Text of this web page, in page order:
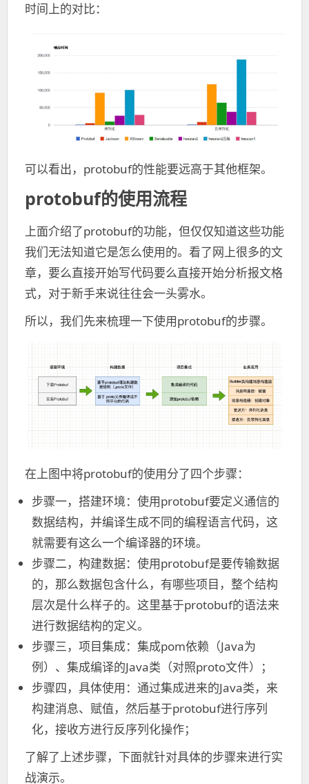
时间上的对比：
可以看出，protobuf的性能要远高于其他框架。
protobuf的使用流程
上面介绍了protobuf的功能，但仅仅知道这些功能
我们无法知道它是怎么使用的。看了网上很多的文
章，要么直接开始写代码要么直接开始分析报文格
式，对于新手来说往往会一头雾水。
所以，我们先来梳理一下使用protobuf的步骤。
在上图中将protobuf的使用分了四个步骤：
步骤一，搭建环境：使用protobuf要定义通信的
数据结构，并编译生成不同的编程语言代码，这
就需要有这么一个编译器的环境。
步骤二，构建数据：使用protobuf是要传输数据
的，那么数据包含什么，有哪些项目，整个结构
层次是什么样子的。这里基于protobuf的语法来
进行数据结构的定义。
步骤三，项目集成：集成pom依赖（Java为
例）、集成编译的Java类（对照proto文件）；
步骤四，具体使用：通过集成进来的Java类，来
构建消息、赋值，然后基于protobuf进行序列
化，接收方进行反序列化操作；
了解了上述步骤，下面就针对具体的步骤来进行实
战演示。